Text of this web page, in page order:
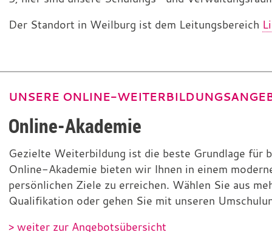
Der Standort in Weilburg ist dem Leitungsbereich
UNSERE ONLINE-
Online-Akademie
Gezielte Weiterbildung ist die beste Grundlage
Online-Akademie bieten wir Ihnen in einem
persönlichen Ziele zu erreichen. Wählen Sie aus
Qualifikation oder gehen Sie mit unseren
> weiter zur Angebotsübersicht